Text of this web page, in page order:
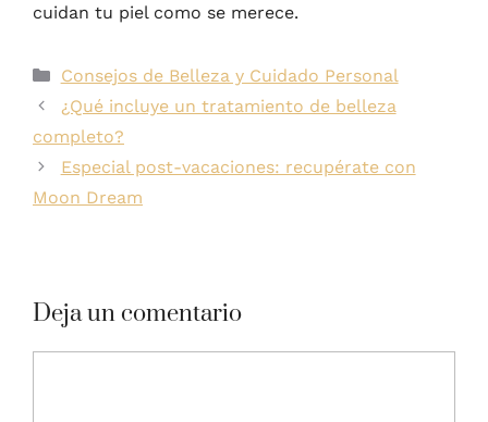
cuidan tu piel como se merece.
Consejos de Belleza y Cuidado Personal
¿Qué incluye un tratamiento de belleza
completo?
Especial post-vacaciones: recupérate con
Moon Dream
Deja un comentario